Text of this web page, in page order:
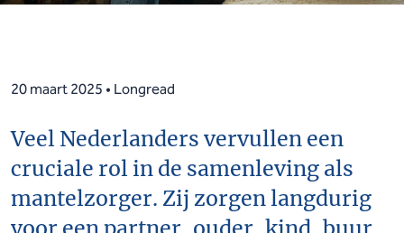
20 maart 2025 • Longread
Veel Nederlanders vervullen een
cruciale rol in de samenleving als
mantelzorger. Zij zorgen langdurig